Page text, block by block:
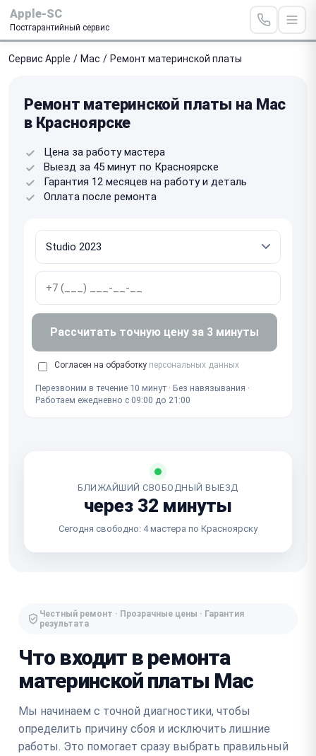
Apple-SC
Постгарантийный сервис
Сервис Apple / Mac / Ремонт материнской платы
Ремонт материнской платы на Mac
в Красноярске
Цена за работу мастера
Выезд за 45 минут по Красноярске
Гарантия 12 месяцев на работу и деталь
Оплата после ремонта
Рассчитать точную цену за 3 минуты
Согласен на обработку персональных данных
Перезвоним в течение 10 минут · Без навязывания ·
Работаем ежедневно с 09:00 до 21:00
БЛИЖАЙШИЙ СВОБОДНЫЙ ВЫЕЗД
через 32 минуты
Сегодня свободно: 4 мастера по Красноярску
Честный ремонт · Прозрачные цены · Гарантия
результата
Что входит в ремонта
материнской платы Mac
Мы начинаем с точной диагностики, чтобы
определить причину сбоя и исключить лишние
работы. Это помогает сразу выбрать правильный